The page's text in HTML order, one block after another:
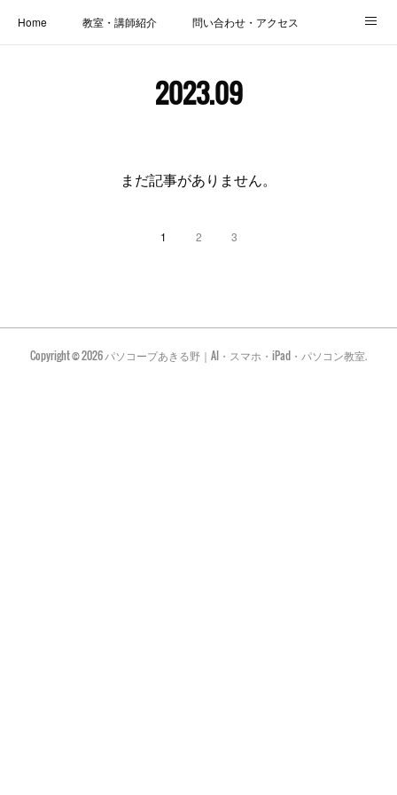
Home 教室・講師紹介 問い合わせ・アクセス
お役立ちブログ | スマホ・パソコン
2023.09
まだ記事がありません。
1 2 3
Copyright ©2026パソコープあきる野｜AI・スマホ・iPad・パソコン教室.